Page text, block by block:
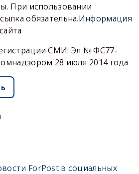
При использовании
обязательна.Информация
сайта
СМИ: Эл № ФС77-
28 июля 2014 года
ForPost в социальных